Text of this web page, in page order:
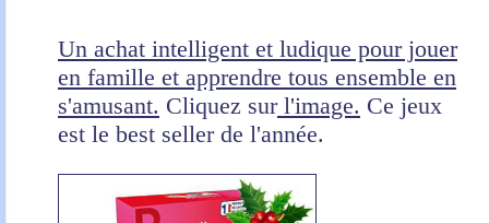
Un achat intelligent et ludique pour jouer
en famille et apprendre tous ensemble en
s'amusant. Cliquez surl'image. Ce jeux
est le best seller de l'année.